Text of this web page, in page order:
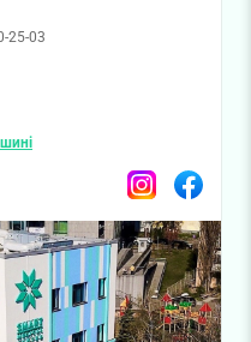
25-03
InstagramFacebook